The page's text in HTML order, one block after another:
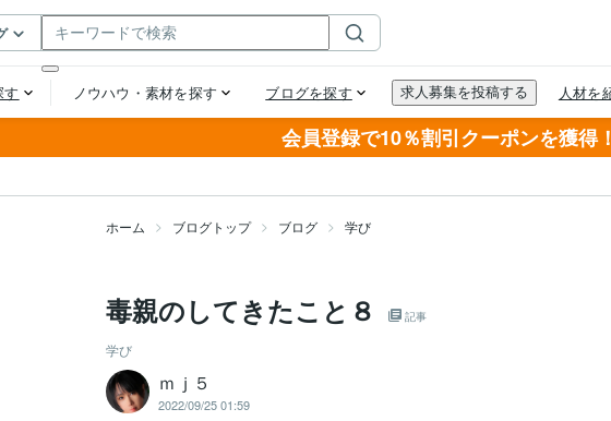
会員登録で10％割引クーポンを獲得！
ホーム ブログトップ ブログ 学び
毒親のしてきたこと８ 記事
学び
ｍｊ５
2022/09/25 01:59